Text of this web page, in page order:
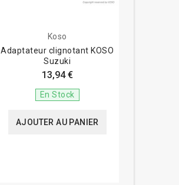
Koso
Adaptateur clignotant KOSO
Suzuki
13,94 €
En Stock
AJOUTER AU PANIER